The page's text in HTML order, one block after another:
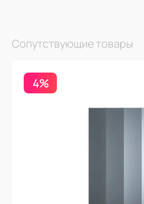
Сопутствующие товары
4%